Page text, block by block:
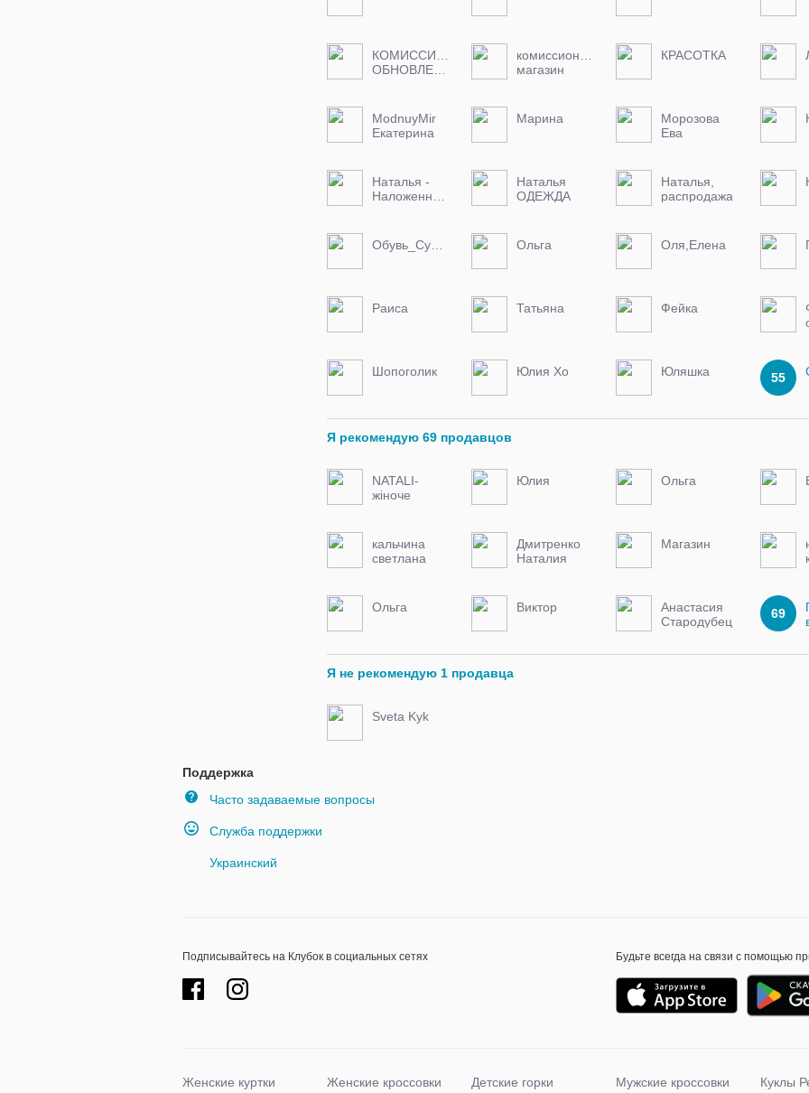
КОМИССИОНКА,
ОБНОВЛЕНИЕ
комиссионый
магазин
КРАСОТКА
МodnuyМir
Екатерина
Марина
Морозова
Ева
Наталья -
Наложенного
Наталья
ОДЕЖДА
Наталья,
распродажа
на весь
товар
Обувь_Сумки_Парфюмерия Ольга Оля,Елена
Раиса Татьяна Фейка
Шопоголик
Юлия Хо Юляшка 55
Я рекомендую 69 продавцов
NATALI-
жіноче
Юлия Ольга
кальчина
светлана
Дмитренко
Наталия
Магазин
Ольга Виктор
Анастасия
Стародубец
69
Я не рекомендую 1 продавца
Sveta Kyk
Поддержка
Часто задаваемые вопросы
Служба поддержки
Украинский
Подписывайтесь на Клубок в социальных сетях Будьте всегда на связи с помощью
Женские куртки Женские кроссовки Детские горки Мужские кроссовки Куклы